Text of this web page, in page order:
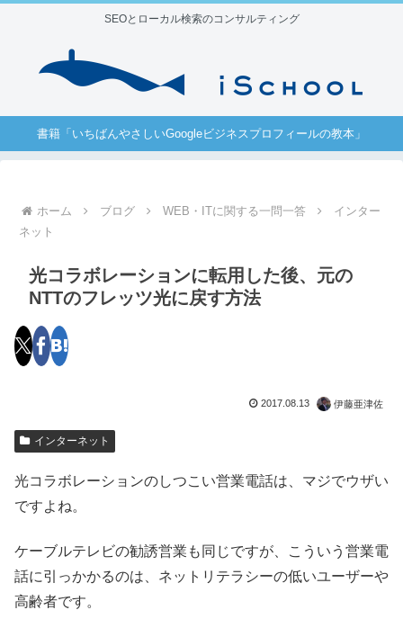
SEOとローカル検索のコンサルティング
書籍「いちばんやさしいGoogleビジネスプロフィールの教本」
ホーム ブログ WEB・ITに関する一問一答
インター
ネット
光コラボレーションに転用した後、元の
NTTのフレッツ光に戻す方法
2017.08.13 伊藤亜津佐
インターネット
光コラボレーションのしつこい営業電話は、マジでウザい
ですよね。
ケーブルテレビの勧誘営業も同じですが、こういう営業電
話に引っかかるのは、ネットリテラシーの低いユーザーや
高齢者です。